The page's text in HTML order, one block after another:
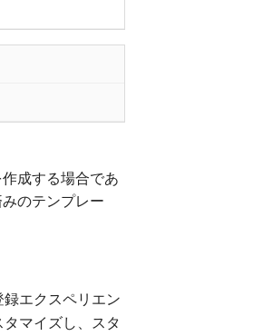
成する場合であ
のテンプレー
エクスペリエン
マイズし、スタ